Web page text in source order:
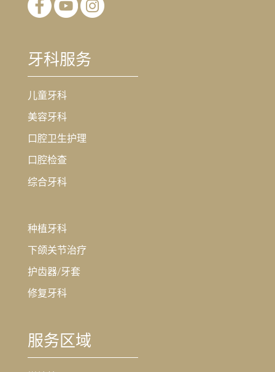
牙科服务
儿童牙科
美容牙科
口腔卫生护理
口腔检查
综合牙科
种植牙科
下颌关节治疗
护齿器/牙套
修复牙科
服务区域